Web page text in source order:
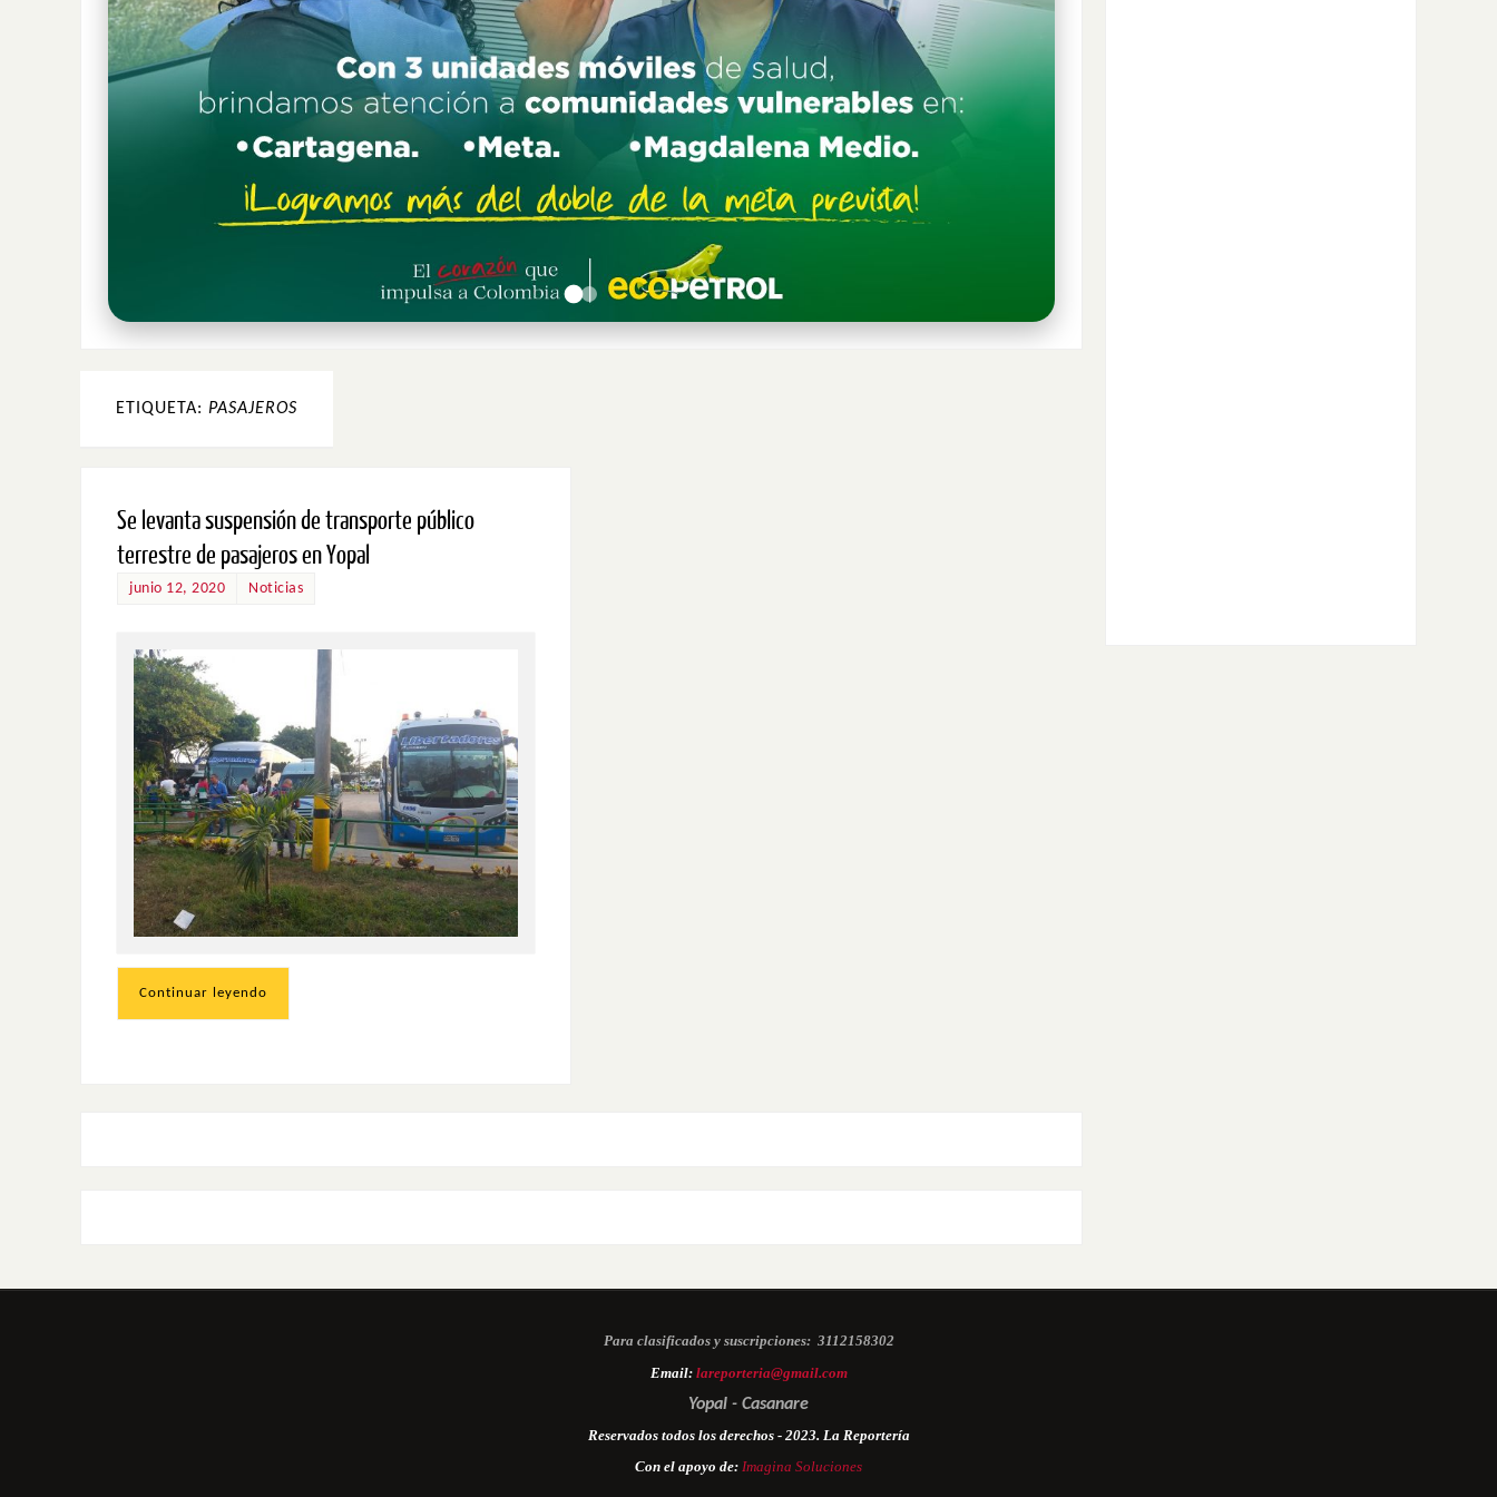
ETIQUETA: PASAJEROS
Se levanta suspensión de transporte público
terrestre de pasajeros en Yopal
junio 12, 2020 Noticias
Continuar leyendo
Para clasificados y suscripciones: 3112158302
Email: lareporteria@gmail.com
Yopal - Casanare
Reservados todos los derechos - 2023. La Reportería
Con el apoyo de: Imagina Soluciones